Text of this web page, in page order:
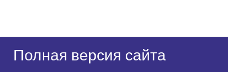
Полная версия сайта